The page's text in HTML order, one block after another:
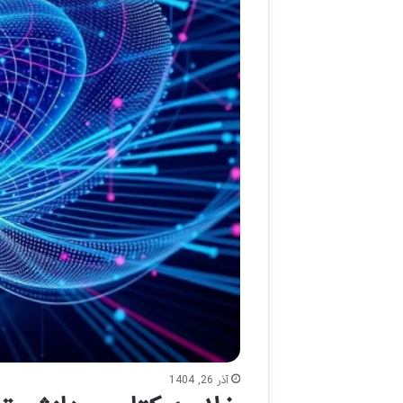
آذر 26, 1404